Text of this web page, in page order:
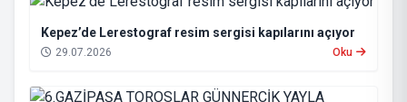
Kepez’de Lerestograf resim sergisi kapılarını açıyor
29.07.2026 Oku